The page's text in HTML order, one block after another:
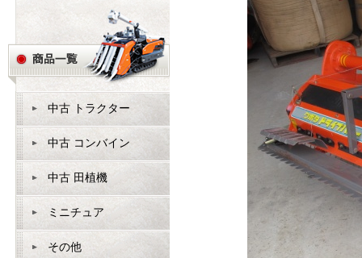
中古 トラクター
中古 コンバイン
中古 田植機
ミニチュア
その他